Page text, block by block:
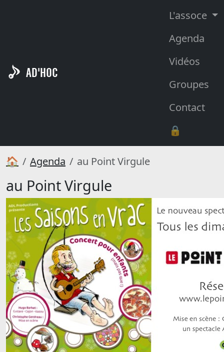
AD'HOC
L'assoce
Agenda
Vidéos
Groupes
Contact
🔒
🏠 Agenda au Point Virgule
au Point Virgule